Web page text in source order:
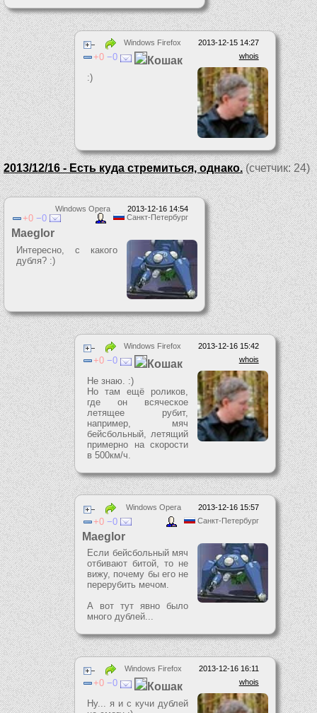
2013-12-15 14:27
Windows Firefox
whois
0 0 Кошак
:)
2013/12/16 - Есть куда стремиться, однако.(счетчик: 24)
2013-12-16 14:54
Windows Opera
Санкт-Петербург
0 0
Maeglor
Интересно, с какого
дубля? :)
2013-12-16 15:42
Windows Firefox
whois
0 0 Кошак
Не знаю. :)
Но там ещё роликов,
где он всяческое
летящее рубит,
например, мяч
бейсбольный, летящий
примерно на скорости
в 500км/ч.
2013-12-16 15:57
Windows Opera
Санкт-Петербург
0 0
Maeglor
Если бейсбольный мяч
отбивают битой, то не
вижу, почему бы его не
перерубить мечом.
А вот тут явно было
много дублей...
2013-12-16 16:11
Windows Firefox
whois
0 0 Кошак
Ну... я и с кучи дублей